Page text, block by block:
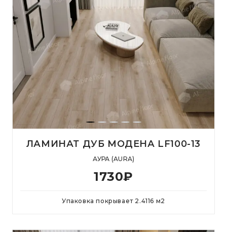
ЛАМИНАТ ДУБ МОДЕНА LF100-13
АУРА (AURA)
1730₽
Упаковка покрывает 2.4116 м2